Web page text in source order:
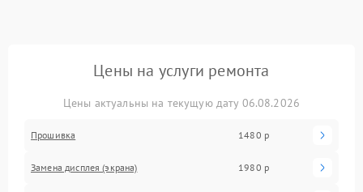
Цены на услуги ремонта
Цены актуальны на текущую дату 06.08.2026
Прошивка 1480 р
Замена дисплея (экрана) 1980 р